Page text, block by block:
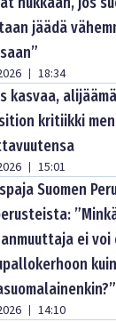
jäädä
| 18:34
kasvaa,
kritiikki
| 15:01
Suomen
ei
kuin
| 14:10